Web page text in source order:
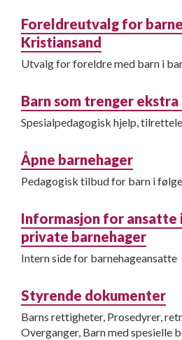
Foreldreutvalg for
Kristiansand
Utvalg for foreldre med barn i
Barn som trenger
Spesialpedagogisk hjelp,
Åpne barnehager
Pedagogisk tilbud for barn i
Informasjon for ansatte
private barnehager
Intern side for barnehageansatte
Styrende dokumenter
Barns rettigheter, Prosedyrer,
Overganger, Barn med spesielle